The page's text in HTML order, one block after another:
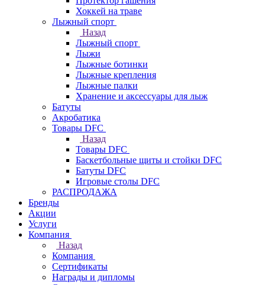
Хоккей на траве
Лыжный спорт
Назад
Лыжный спорт
Лыжи
Лыжные ботинки
Лыжные крепления
Лыжные палки
Хранение и аксессуары для лыж
Батуты
Акробатика
Товары DFC
Назад
Товары DFC
Баскетбольные щиты и стойки DFC
Батуты DFC
Игровые столы DFC
РАСПРОДАЖА
Бренды
Акции
Услуги
Компания
Назад
Компания
Сертификаты
Награды и дипломы